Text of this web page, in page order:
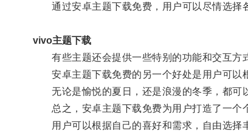
通过安卓主题下载免费，用户可以尽情选择各
vivo主题下载
有些主题还会提供一些特别的功能和交互方
安卓主题下载免费的另一个好处是用户可以
无论是愉悦的夏日，还是浪漫的冬季，都可
总之，安卓主题下载免费为用户打造了一个
用户可以根据自己的喜好和需求，自由选择